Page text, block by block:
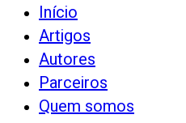
Início
Artigos
Autores
Parceiros
Quem somos